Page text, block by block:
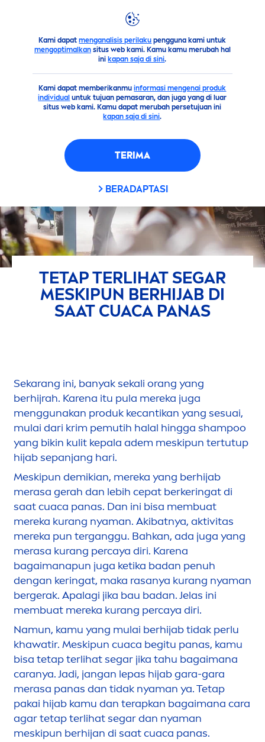
Kami dapatmenganalisis perilaku pengguna kami untuk
mengoptimalkansitus web kami. Kamu kamu merubah hal
ini kapan saja di sini.
Kami dapat memberikanmuinformasi mengenai produk
individual untuk tujuan pemasaran, dan juga yang di luar
situs web kami. Kamu dapat merubah persetujuan ini
kapan saja di sini.
TERIMA
BERADAPTASI
Saran Tetap Terlihat Segar Meskipun Berhijab di Saat
TETAP TERLIHAT SEGAR
MESKIPUN BERHIJAB DI
SAAT CUACA PANAS
Sekarang ini, banyak sekali orang yang
berhijrah. Karena itu pula mereka juga
menggunakan produk kecantikan yang sesuai,
mulai dari krim pemutih halal hingga shampoo
yang bikin kulit kepala adem meskipun tertutup
hijab sepanjang hari.
Meskipun demikian, mereka yang berhijab
merasa gerah dan lebih cepat berkeringat di
saat cuaca panas. Dan ini bisa membuat
mereka kurang nyaman. Akibatnya, aktivitas
mereka pun terganggu. Bahkan, ada juga yang
merasa kurang percaya diri. Karena
bagaimanapun juga ketika badan penuh
dengan keringat, maka rasanya kurang nyaman
bergerak. Apalagi jika bau badan. Jelas ini
membuat mereka kurang percaya diri.
Namun, kamu yang mulai berhijab tidak perlu
khawatir. Meskipun cuaca begitu panas, kamu
bisa tetap terlihat segar jika tahu bagaimana
caranya.Jadi, jangan lepas hijab gara-gara
merasa panas dan tidak nyaman ya. Tetap
pakai hijab kamu dan terapkan bagaimana cara
agar tetap terlihat segar dan nyaman
meskipun berhijan di saat cuaca panas.